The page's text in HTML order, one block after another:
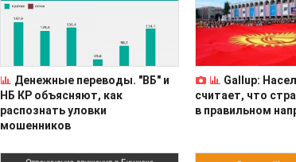
Денежные переводы. "ВБ" и
НБ КР объясняют, как
распознать уловки
мошенников
Gallup:
считает, что
в правильном